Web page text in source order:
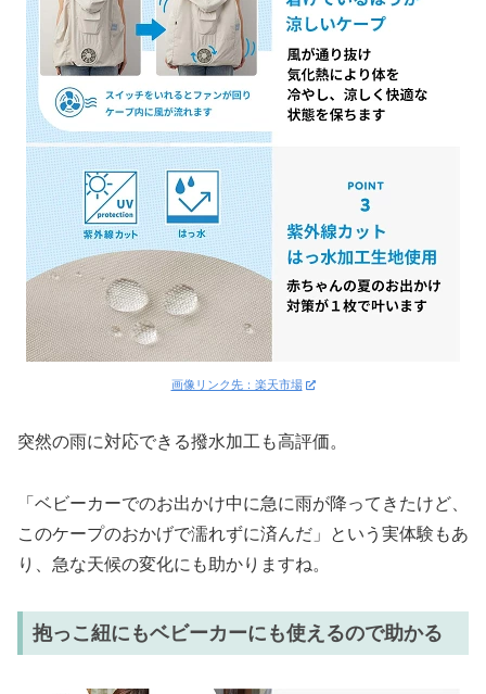
画像リンク先：楽天市場
突然の雨に対応できる撥水加工も高評価。
「ベビーカーでのお出かけ中に急に雨が降ってきたけど、
このケープのおかげで濡れずに済んだ」という実体験もあ
り、急な天候の変化にも助かりますね。
抱っこ紐にもベビーカーにも使えるので助かる